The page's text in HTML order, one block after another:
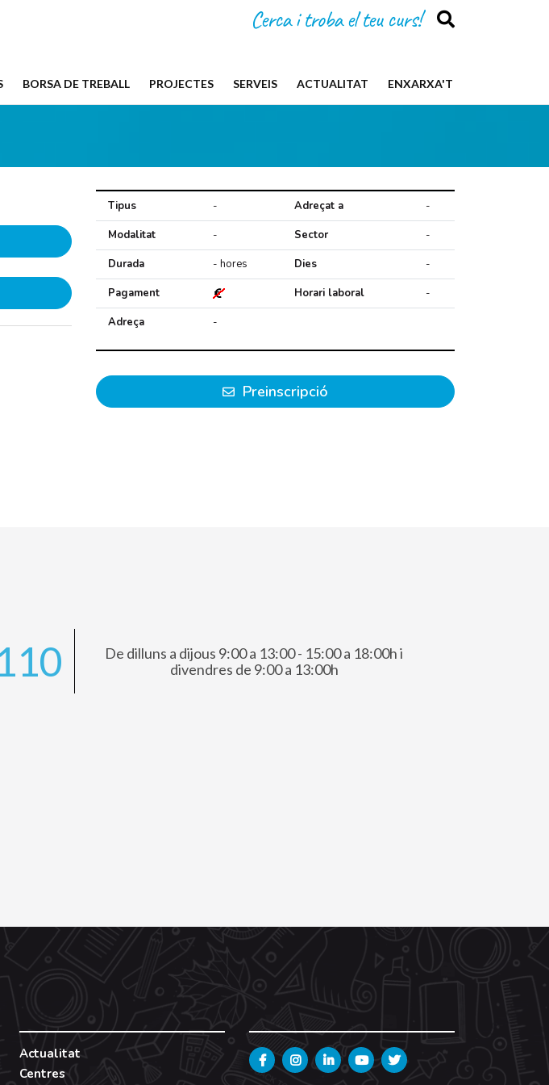
Cerca i troba el teu curs!
BORSA DE TREBALL PROJECTES SERVEIS ACTUALITAT ENXARXA'T
Tipus - Adreçat a
-
Modalitat
- Sector
-
Durada
- hores Dies
-
Pagament
Horari laboral
-
Adreça
-
Preinscripció
De dilluns a dijous 9:00 a 13:00 - 15:00 a 18:00h i
divendres de 9:00 a 13:00h
Actualitat
Centres